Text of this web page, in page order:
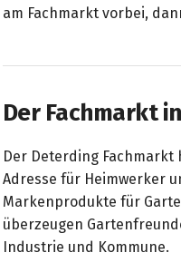
am Fachmarkt vorbei,
Der Fachmarkt
Der Deterding
Adresse für Heimwerker
Markenprodukte für
überzeugen
Industrie und Kommune.